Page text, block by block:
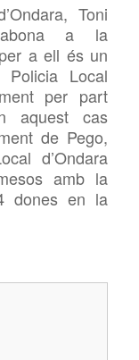
Toni
a la
a ell és un
Local
per part
aquest cas
de Pego,
d’Ondara
amb la
dones en la